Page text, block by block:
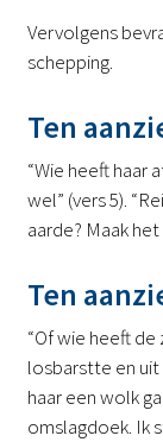
Vervolgens
schepping.
Ten
“Wie heeft haar
wel” (vers 5).
aarde? Maak
Ten
“Of wie heeft
losbarstte en
haar een wolk
omslagdoek. Ik